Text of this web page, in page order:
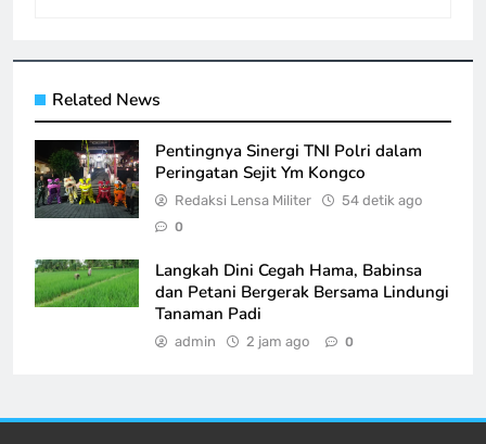
Related News
Pentingnya Sinergi TNI Polri dalam
Peringatan Sejit Ym Kongco
Redaksi Lensa Militer 54 detik ago
0
Langkah Dini Cegah Hama, Babinsa
dan Petani Bergerak Bersama Lindungi
Tanaman Padi
admin 2 jam ago 0